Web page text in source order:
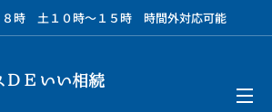
８時 土１０時～１５時 時間外対応可能
ＤＥいい相続